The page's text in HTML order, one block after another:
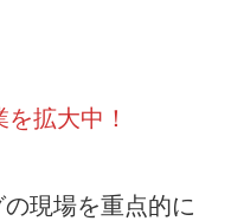
拡大中！
現場を重点的に